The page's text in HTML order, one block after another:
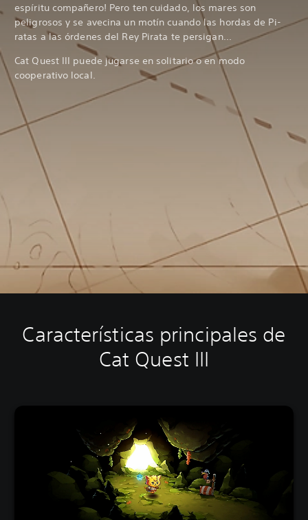
espíritu compañero! Pero ten cuidado, los mares son
peligrosos y se avecina un motín cuando las hordas de Pi-
ratas a las órdenes del Rey Pirata te persigan...
Cat Quest III puede jugarse en solitario o en modo
cooperativo local.
Características principales de
Cat Quest III